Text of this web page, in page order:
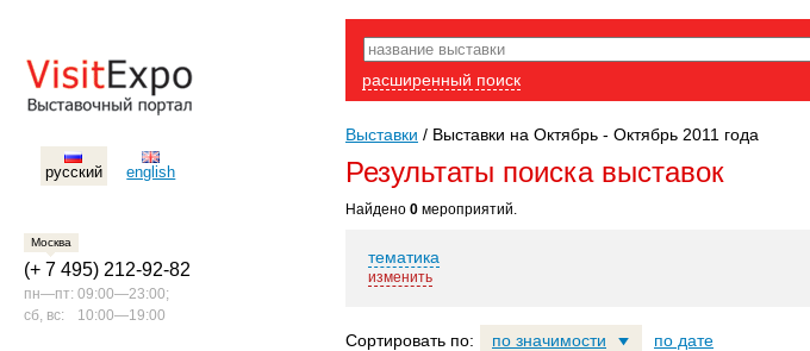
русский english
Москва
(+ 7 495) 212-92-82
пн—пт: 09:00—23:00;
сб, вс:
10:00—19:00
расширенный поиск
Выставки / Выставки на Октябрь - Октябрь 2011 года
Результаты поиска выставок
Найдено 0 мероприятий.
тематика
изменить
Сортировать по: по значимости по дате